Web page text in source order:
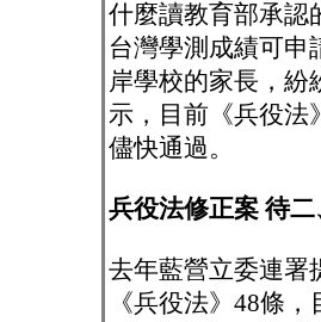
什麼讀教育部承認
台灣學測成績可申
岸學校的家長，紛
示，目前《兵役法
儘快通過。
兵役法修正案 待
去年藍營立委連署
《兵役法》48條